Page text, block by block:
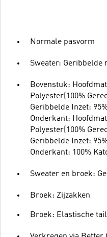
Normale pasvorm
Sweater: Geribbelde
Bovenstuk:
Polyester(100%
Geribbelde Inzet:
Onderkant:
Polyester(100%
Geribbelde Inzet:
Onderkant: 100%
Sweater en broek:
Broek: Zijzakken
Broek: Elastische